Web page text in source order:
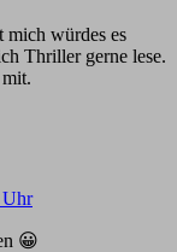
mich würdes es
Thriller gerne lese.
Uhr
😀